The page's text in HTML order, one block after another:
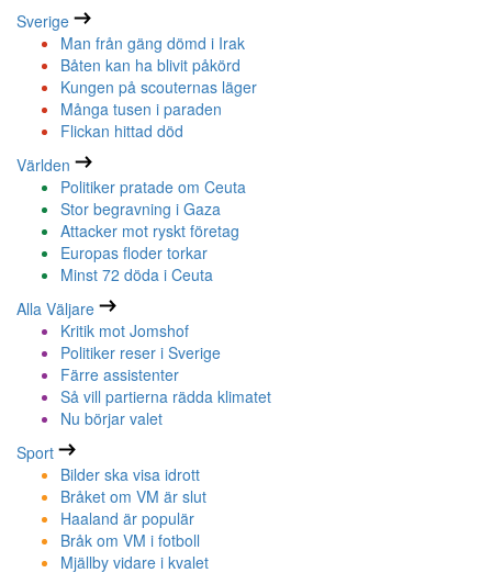
Sverige
Man från gäng dömd i Irak
Båten kan ha blivit påkörd
Kungen på scouternas läger
Många tusen i paraden
Flickan hittad död
Världen
Politiker pratade om Ceuta
Stor begravning i Gaza
Attacker mot ryskt företag
Europas floder torkar
Minst 72 döda i Ceuta
Alla Väljare
Kritik mot Jomshof
Politiker reser i Sverige
Färre assistenter
Så vill partierna rädda klimatet
Nu börjar valet
Sport
Bilder ska visa idrott
Bråket om VM är slut
Haaland är populär
Bråk om VM i fotboll
Mjällby vidare i kvalet